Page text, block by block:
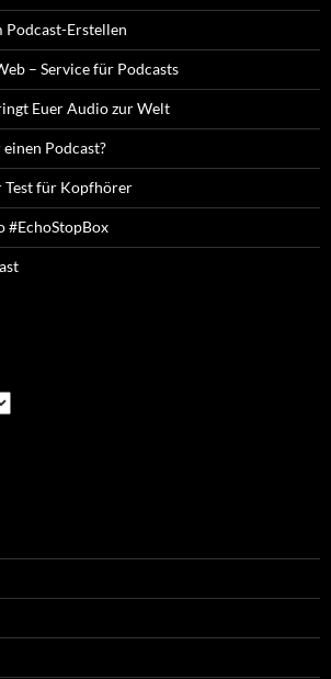
Podcast-Erstellen
– Service für Podcasts
Euer Audio zur Welt
Podcast?
Test für Kopfhörer
#EchoStopBox